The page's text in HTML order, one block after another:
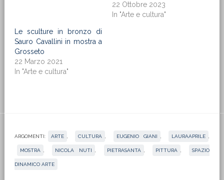
22 Ottobre 2023
In "Arte e cultura"
Le sculture in bronzo di
Sauro Cavallini in mostra a
Grosseto
22 Marzo 2021
In "Arte e cultura"
ARGOMENTI: ARTE CULTURA EUGENIO GIANI LAURAAPRILE
MOSTRA NICOLA NUTI PIETRASANTA PITTURA SPAZIO
DINAMICO ARTE